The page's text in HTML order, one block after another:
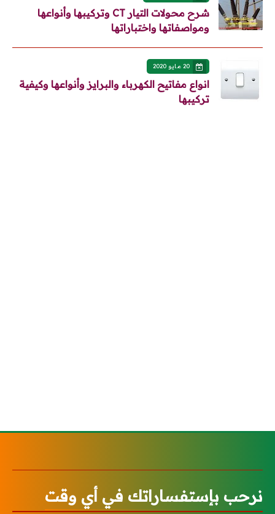
شرح محولات التيار CT وتركيبها وأنواعها
ومواصفاتها واختباراتها
20 مايو 2020
انواع مفاتيح الكهرباء والبرايز وأنواعها وكيفية
تركيبها
نرحب بإستفساراتك في أي وقت